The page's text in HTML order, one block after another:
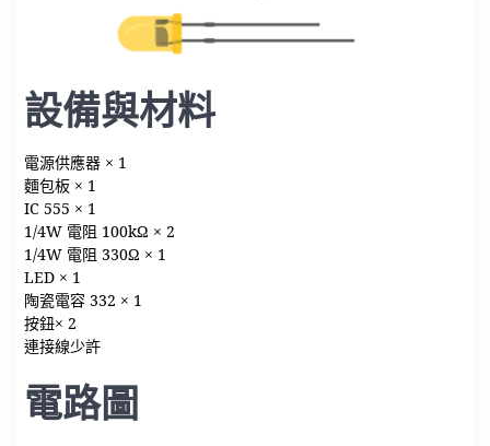
設備與材料
電源供應器 × 1
麵包板 × 1
IC 555 × 1
1/4W 電阻 100kΩ × 2
1/4W 電阻 330Ω × 1
LED × 1
陶瓷電容 332 × 1
按鈕× 2
連接線少許
電路圖